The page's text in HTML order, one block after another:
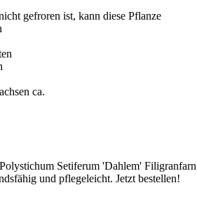
gefroren ist, kann diese Pflanze
ca.
Setiferum 'Dahlem' Filigranfarn
und pflegeleicht. Jetzt bestellen!